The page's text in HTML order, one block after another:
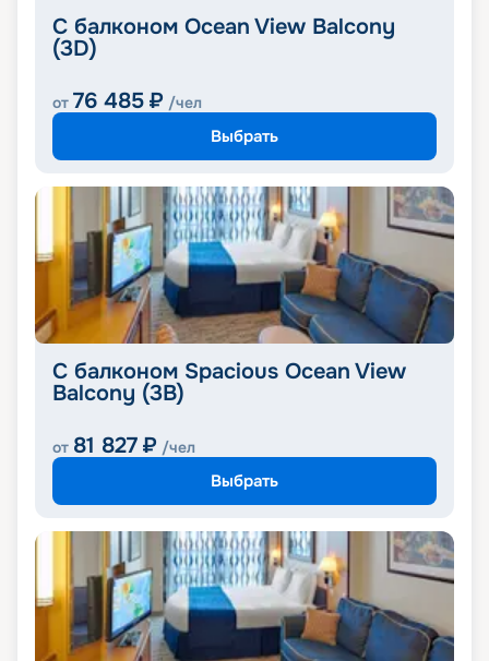
С балконом Ocean View Balcony
(3D)
от 76 485 ₽ /чел
Выбрать
С балконом Spacious Ocean View
Balcony (3B)
от 81 827 ₽ /чел
Выбрать